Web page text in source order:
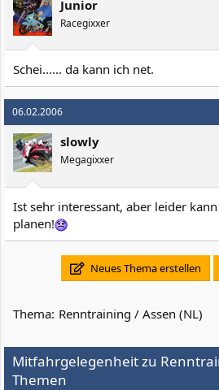
Junior
Racegixxer
Schei...... da kann ich net.
06.02.2006
slowly
Megagixxer
Ist sehr interessant, aber leider
planen!
Neues Thema erstellen
Thema: Renntraining / Assen (NL)
Mitfahrgelegenheit zu
Themen